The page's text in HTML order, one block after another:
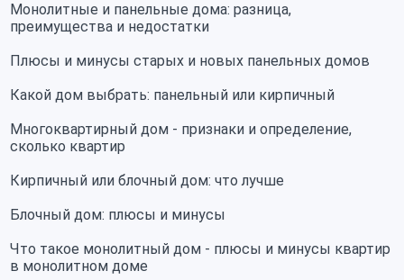
Монолитные и панельные дома: разница,
преимущества и недостатки
Плюсы и минусы старых и новых панельных домов
Какой дом выбрать: панельный или кирпичный
Многоквартирный дом - признаки и определение,
сколько квартир
Кирпичный или блочный дом: что лучше
Блочный дом: плюсы и минусы
Что такое монолитный дом - плюсы и минусы квартир
в монолитном доме